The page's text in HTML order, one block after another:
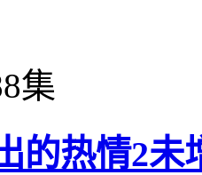
集
的热情2未